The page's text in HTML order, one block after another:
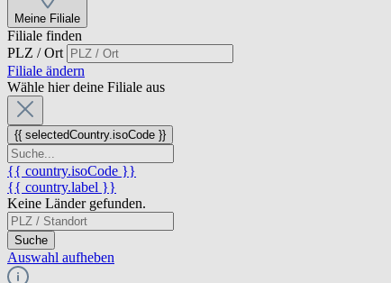
Meine Filiale
Filiale finden
PLZ / Ort
Filiale ändern
Wähle hier deine Filiale aus
{{ selectedCountry.isoCode }}
{{ country.isoCode }}
{{ country.label }}
Keine Länder gefunden.
Suche
Auswahl aufheben